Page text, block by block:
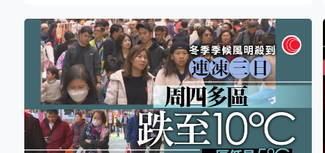
子失去知覺」，趕到現場後發現42歲的Douglas Dietz頭
部中槍身亡。根據警方提供的證詞，死者被發現時躺在夫
婦睡房的床上，其睡房則與兒子睡房透過一個壁櫥相連。
經過調查，警方確認死者的11歲兒子Clayton為疑兇。 死
者妻子向警方供述當時正在睡覺，突然被一聲巨響驚醒，
並聞到類似煙火的味道。據法庭文件顯示，她說曾試圖推
一下丈夫，但對方一動也不動。隨後她聽到類似水滴的聲
音，但打開燈後才發現那是血液。警方稱疑兇隨後大喊